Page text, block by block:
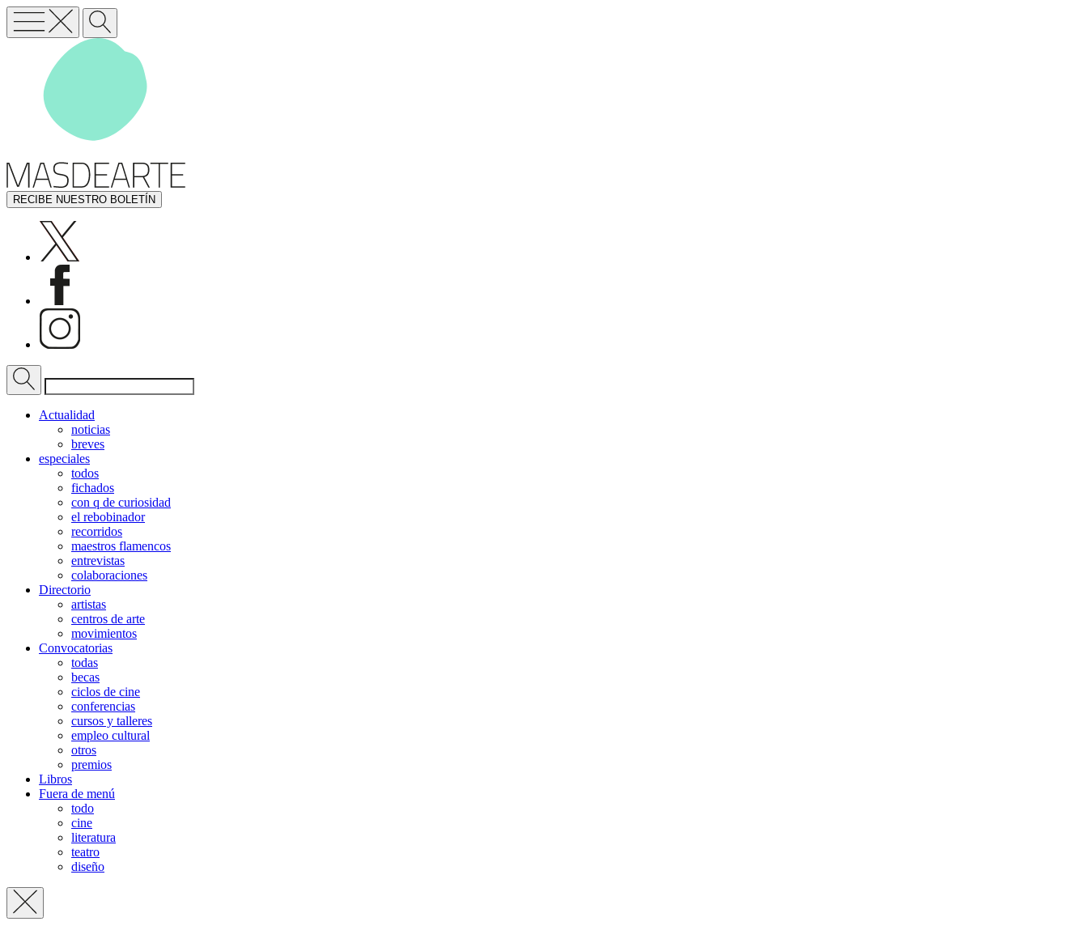
RECIBE NUESTRO BOLETÍN
Actualidad
noticias
breves
especiales
todos
fichados
con q de curiosidad
el rebobinador
recorridos
maestros flamencos
entrevistas
colaboraciones
Directorio
artistas
centros de arte
movimientos
Convocatorias
todas
becas
ciclos de cine
conferencias
cursos y talleres
empleo cultural
otros
premios
Libros
Fuera de menú
todo
cine
literatura
teatro
diseño